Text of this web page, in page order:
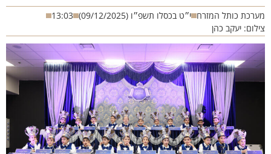
כותל המזרח י״ט בכסלו תשפ״ו (09/12/2025)
13:03
יעקב כהן